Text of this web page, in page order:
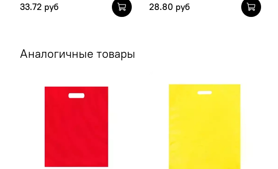
33.72 руб 28.80 руб
Аналогичные товары